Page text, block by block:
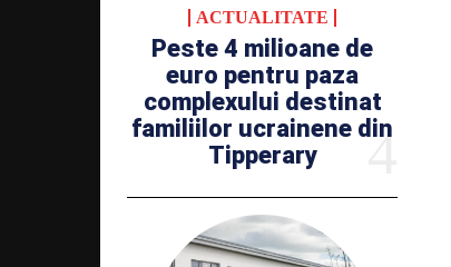
ACTUALITATE
Peste 4 milioane de
euro pentru paza
complexului destinat
familiilor ucrainene din
Tipperary